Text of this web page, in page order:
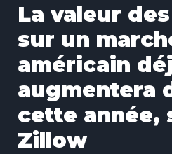
La valeur
sur un
américain
augmentera
cette année,
Zillow